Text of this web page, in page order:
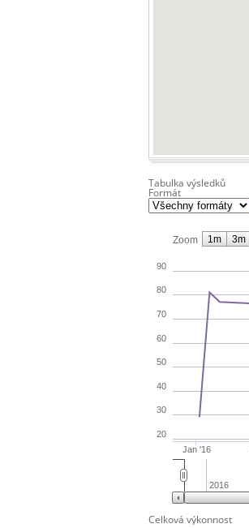
Tabulka výsledků
Formát
Zoom
Jan '16
20
30
40
50
60
70
80
90
2016
1m 3m
Celková výkonnost